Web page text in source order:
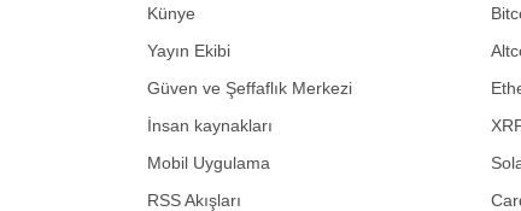
Künye
Yayın Ekibi
Güven ve Şeffaflık Merkezi
İnsan kaynakları
Mobil Uygulama
RSS Akışları